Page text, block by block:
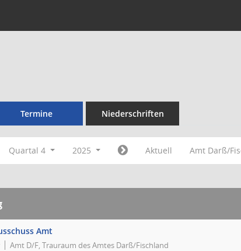
Termine Niederschriften
Quartal 4 2025 Aktuell Amt Darß/
Amt
Amt D/F, Trauraum des Amtes Darß/Fischland